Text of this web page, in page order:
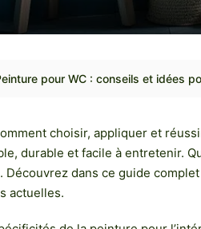
pour WC : conseils et idées
choisir, appliquer et
durable et facile à entretenir.
Découvrez dans ce guide
actuelles.